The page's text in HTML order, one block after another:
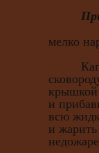
мелко
крышкой
и
всю
и